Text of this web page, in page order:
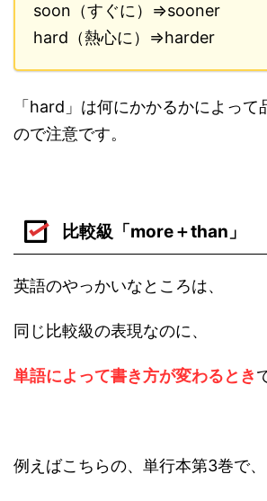
soon（すぐに）⇒sooner
hard（熱心に）⇒harder
「hard」は何にかかるかによって
ので注意です。
比較級「more＋than」
英語のやっかいなところは、
同じ比較級の表現なのに、
単語によって書き方が変わるとき
例えばこちらの、単行本第3巻で、